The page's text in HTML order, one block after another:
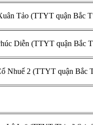
Tảo (TTYT quận Bắc
Diễn (TTYT quận Bắc
Nhuế 2 (TTYT quận Bắc